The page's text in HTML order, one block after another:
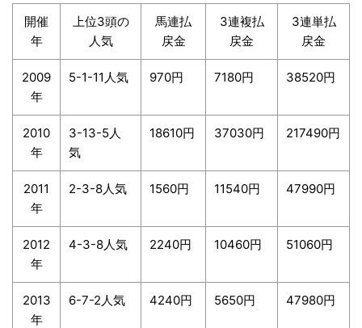
開催
年
上位3頭の
人気
馬連払
戻金
3連複払
戻金
3連単払
戻金
2009
年
5-1-11人気 970円 7180円 38520円
2010
年
3-13-5人
気
18610円 37030円 217490円
2011
年
2-3-8人気 1560円 11540円 47990円
2012
年
4-3-8人気 2240円 10460円 51060円
2013
年
6-7-2人気 4240円 5650円 47980円